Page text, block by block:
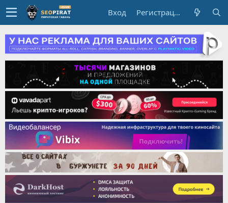
Вход Регистрация